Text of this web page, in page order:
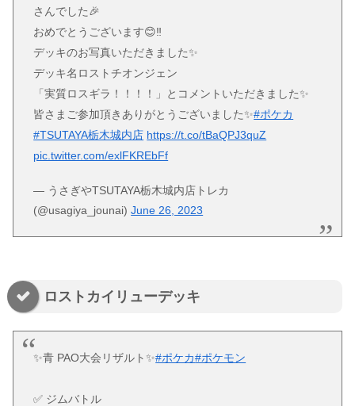
さんでした🎉
おめでとうございます😊‼️
デッキのお写真いただきました✨
デッキ名ロストチオンジェン
「実質ロスギラ！！！！」とコメントいただきました✨
皆さまご参加頂きありがとうございました✨#ポケカ
#TSUTAYA栃木城内店 https://t.co/tBaQPJ3quZ
pic.twitter.com/exlFKREbFf
— うさぎやTSUTAYA栃木城内店トレカ
(@usagiya_jounai)June 26, 2023
ロストカイリューデッキ
✨青 PAO大会リザルト✨#ポケカ#ポケモン
✅ ジムバトル